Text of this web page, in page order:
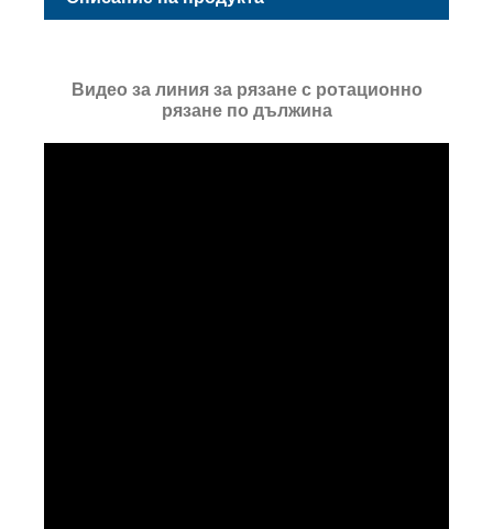
Видео за линия за рязане с ротационно
рязане по дължина